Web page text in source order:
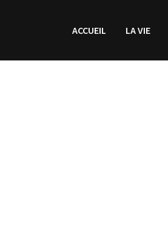
ACCUEIL LA VIE